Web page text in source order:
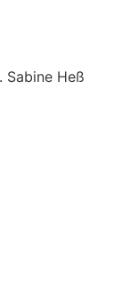
Sabine Heß